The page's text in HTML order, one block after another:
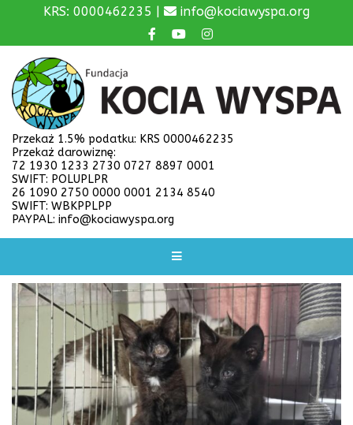
KRS: 0000462235 | info@kociawyspa.org
Przekaż 1.5% podatku: KRS 0000462235
Przekaż darowiznę:
72 1930 1233 2730 0727 8897 0001
SWIFT: POLUPLPR
26 1090 2750 0000 0001 2134 8540
SWIFT: WBKPPLPP
PAYPAL: info@kociawyspa.org